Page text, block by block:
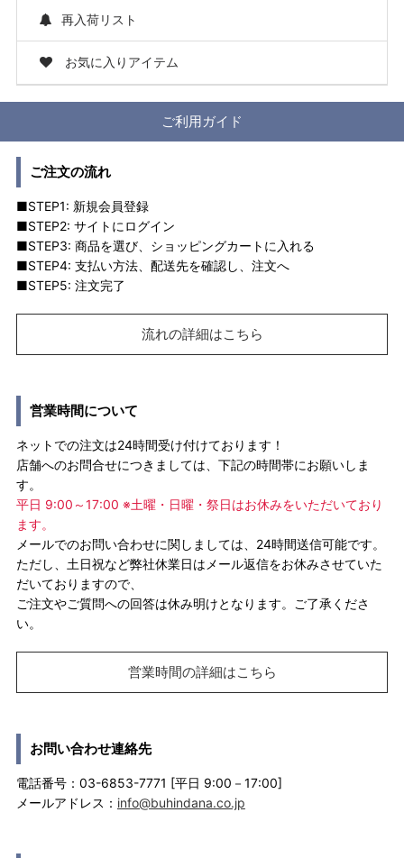
再入荷リスト
お気に入りアイテム
ご利用ガイド
ご注文の流れ
■STEP1: 新規会員登録
■STEP2: サイトにログイン
■STEP3: 商品を選び、ショッピングカートに入れる
■STEP4: 支払い方法、配送先を確認し、注文へ
■STEP5: 注文完了
流れの詳細はこちら
営業時間について
ネットでの注文は24時間受け付けております！
店舗へのお問合せにつきましては、下記の時間帯にお願いしま
す。
平日 9:00～17:00 ※土曜・日曜・祭日はお休みをいただいており
ます。
メールでのお問い合わせに関しましては、24時間送信可能です。
ただし、土日祝など弊社休業日はメール返信をお休みさせていた
だいておりますので、
ご注文やご質問への回答は休み明けとなります。ご了承くださ
い。
営業時間の詳細はこちら
お問い合わせ連絡先
電話番号：03-6853-7771 [平日 9:00－17:00]
メールアドレス： info@buhindana.co.jp